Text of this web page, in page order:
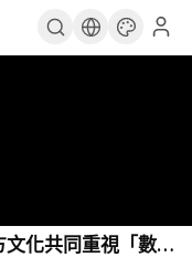
化共同重視「數字